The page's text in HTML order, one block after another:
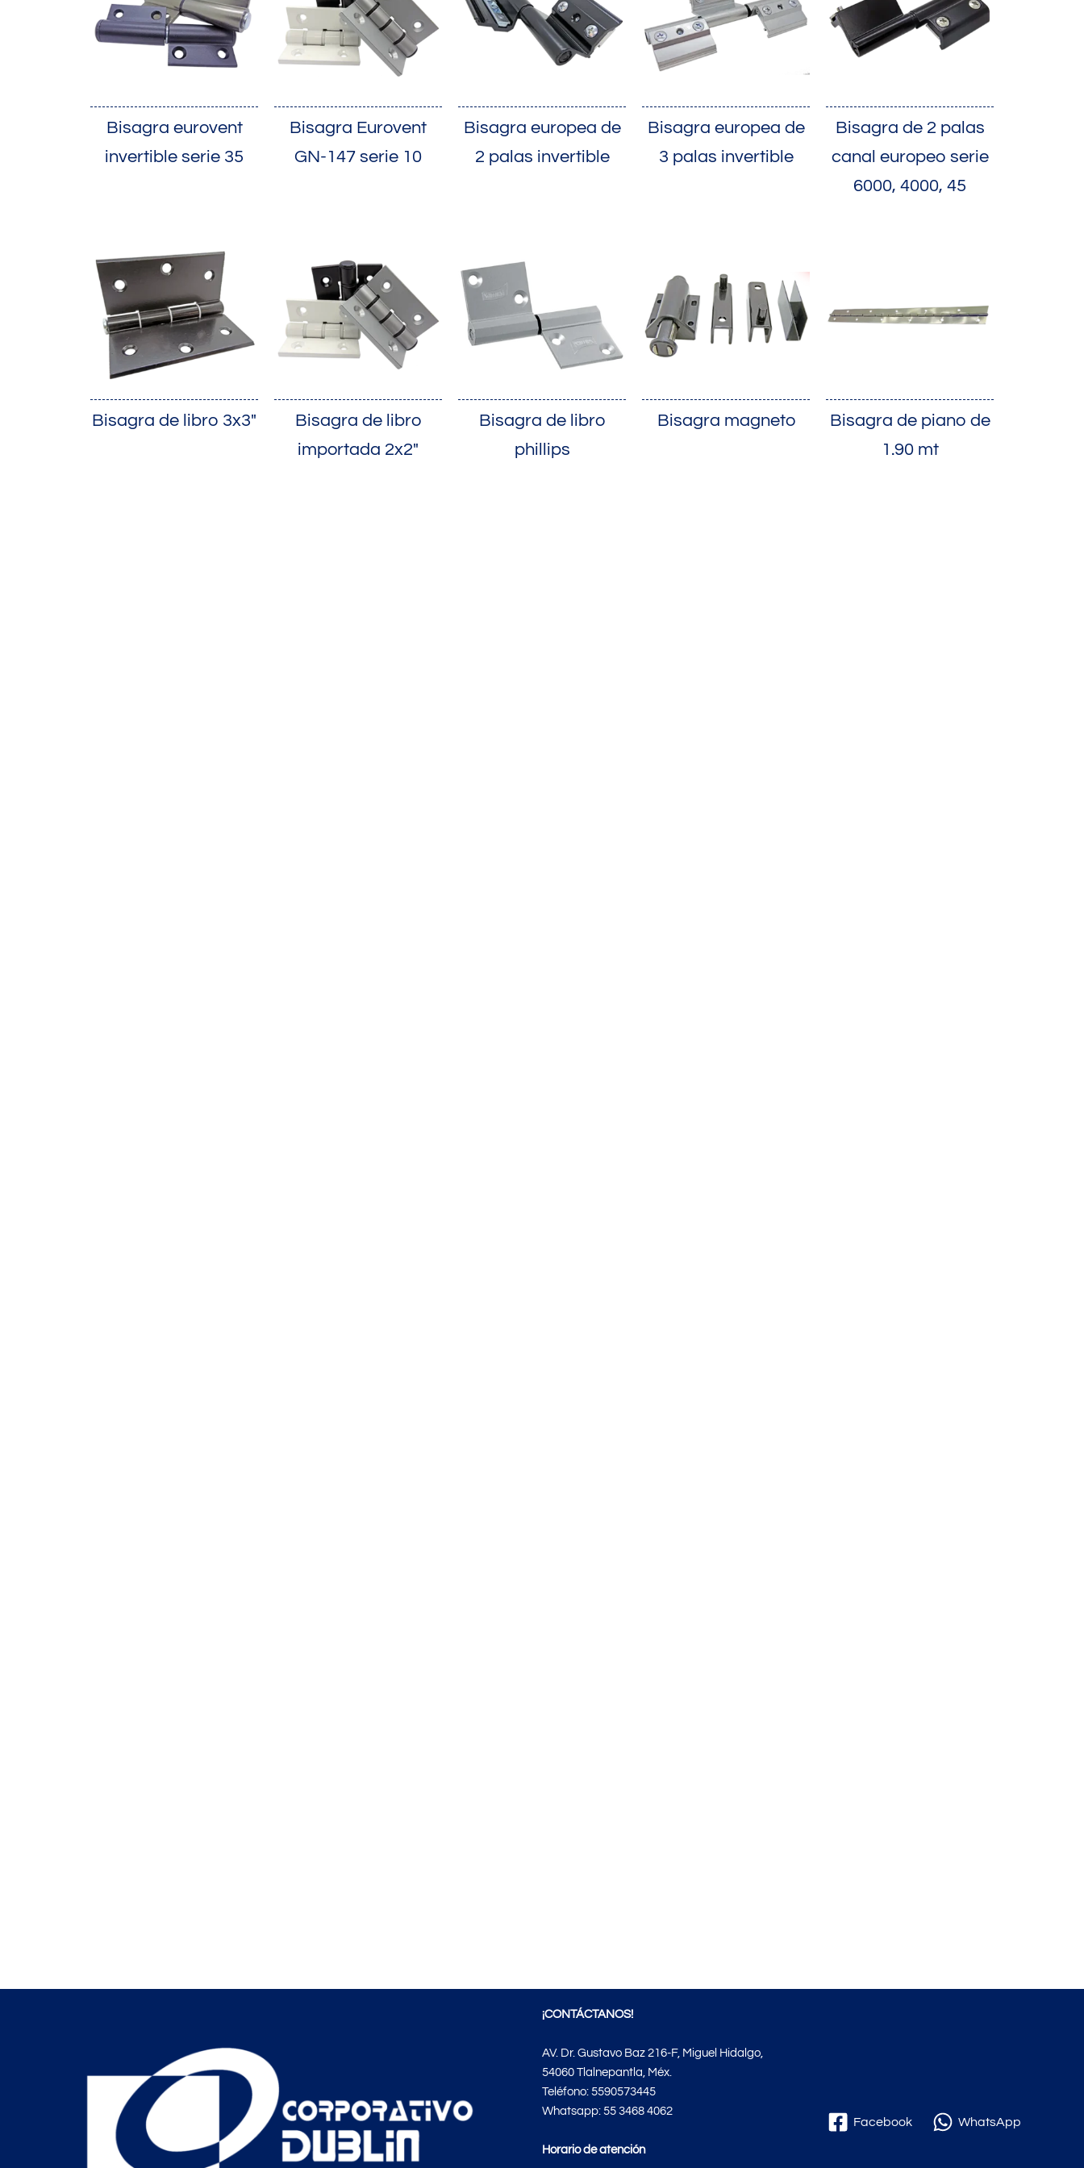
Bisagra eurovent
invertible serie 35
Bisagra Eurovent
GN-147 serie 10
Bisagra europea de
2 palas invertible
Bisagra europea de
3 palas invertible
Bisagra de 2 palas
canal europeo serie
6000, 4000, 45
Bisagra de libro 3x3"
Bisagra de libro
importada 2x2"
Bisagra de libro
phillips
Bisagra magneto
Bisagra de piano de
1.90 mt
¡CONTÁCTANOS!
AV. Dr. Gustavo Baz 216-F, Miguel Hidalgo,
54060 Tlalnepantla, Méx.
Teléfono: 5590573445
Whatsapp: 55 3468 4062
Horario de atención
Facebook WhatsApp